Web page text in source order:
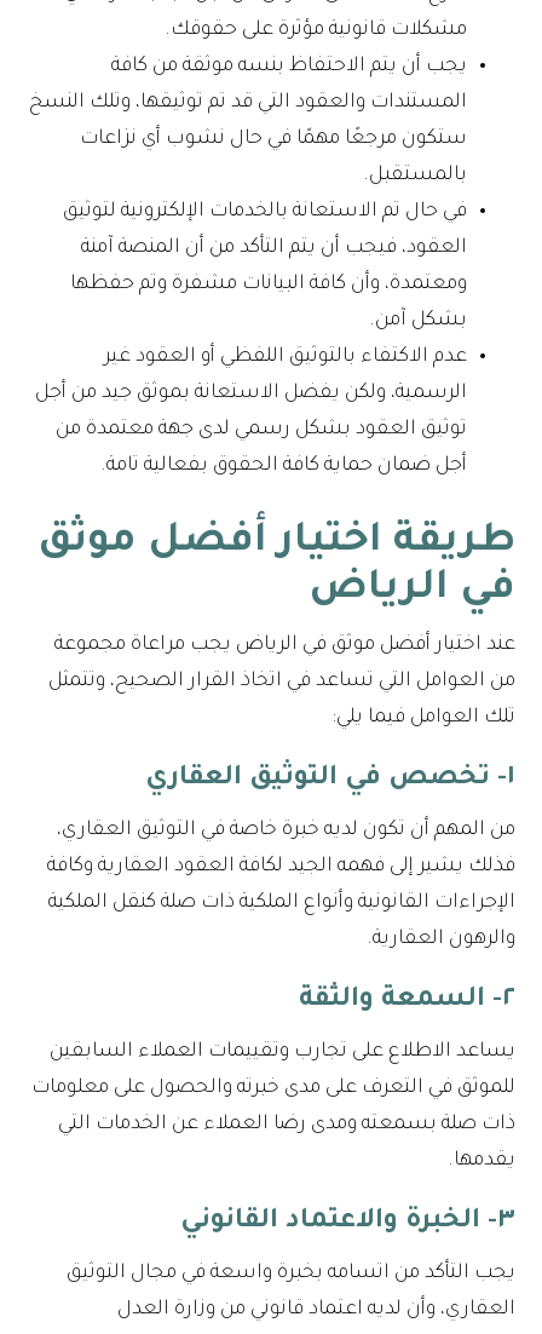
مشكلات قانونية مؤثرة على حقوقك.
يجب أن يتم الاحتفاظ بنسه موثقة من كافة
المستندات والعقود التي قد تم توثيقها، وتلك النسخ
ستكون مرجعًا مهمًا في حال نشوب أي نزاعات
بالمستقبل.
في حال تم الاستعانة بالخدمات الإلكترونية لتوثيق
العقود، فيجب أن يتم التأكد من أن المنصة آمنة
ومعتمدة، وأن كافة البيانات مشفرة وتم حفظها
بشكل آمن.
عدم الاكتفاء بالتوثيق اللفظي أو العقود غير
الرسمية، ولكن يفضل الاستعانة بموثق جيد من أجل
توثيق العقود بشكل رسمي لدى جهة معتمدة من
أجل ضمان حماية كافة الحقوق بفعالية تامة.
طريقة اختيار أفضل موثق
في الرياض
عند اختيار أفضل موثق في الرياض يجب مراعاة مجموعة
من العوامل التي تساعد في اتخاذ القرار الصحيح، وتتمثل
تلك العوامل فيما يلي:
١- تخصص في التوثيق العقاري
من المهم أن تكون لديه خبرة خاصة في التوثيق العقاري،
فذلك يشير إلى فهمه الجيد لكافة العقود العقارية وكافة
الإجراءات القانونية وأنواع الملكية ذات صلة كنقل الملكية
والرهون العقارية.
٢- السمعة والثقة
يساعد الاطلاع على تجارب وتقييمات العملاء السابقين
للموثق في التعرف على مدى خبرته والحصول على معلومات
ذات صلة بسمعته ومدى رضا العملاء عن الخدمات التي
يقدمها.
٣- الخبرة والاعتماد القانوني
يجب التأكد من اتسامه بخبرة واسعة في مجال التوثيق
العقاري، وأن لديه اعتماد قانوني من وزارة العدل